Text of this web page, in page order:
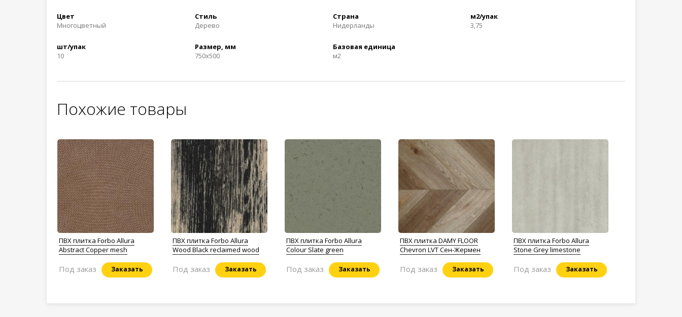
Цвет
Многоцветный
Стиль
Дерево
Страна
Нидерланды
м2/упак
3,75
шт/упак
10
Размер, мм
750x500
Базовая единица
м2
Похожие товары
ПВХ плитка Forbo Allura
Abstract Сopper mesh
Заказать
Под заказ
ПВХ плитка Forbo Allura
Wood Black reclaimed wood
Заказать
Под заказ
ПВХ плитка Forbo Allura
Colour Slate green
Заказать
Под заказ
ПВХ плитка DAMY FLOOR
Chevron LVT Сен-Жермен
Заказать
Под заказ
ПВХ плитка Forbo Allura
Stone Grey limestone
Заказать
Под заказ